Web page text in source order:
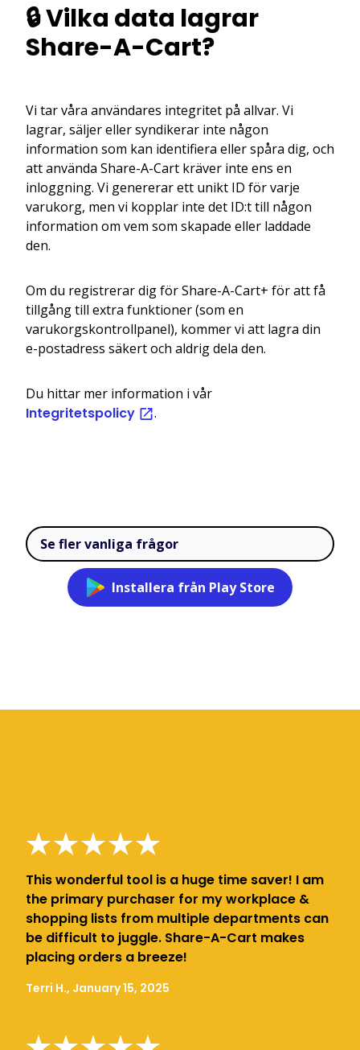
🔒 Vilka data lagrar
Share-A-Cart?
Vi tar våra användares integritet på allvar. Vi
lagrar, säljer eller syndikerar inte någon
information som kan identifiera eller spåra dig, och
att använda Share-A-Cart kräver inte ens en
inloggning. Vi genererar ett unikt ID för varje
varukorg, men vi kopplar inte det ID:t till någon
information om vem som skapade eller laddade
den.
Om du registrerar dig för Share-A-Cart+ för att få
tillgång till extra funktioner (som en
varukorgskontrollpanel), kommer vi att lagra din
e-postadress säkert och aldrig dela den.
Du hittar mer information i vår
Integritetspolicy .
Se fler vanliga frågor
Installera från Play Store
This wonderful tool is a huge time saver! I am
the primary purchaser for my workplace &
shopping lists from multiple departments can
be difficult to juggle. Share-A-Cart makes
placing orders a breeze!
Terri H., January 15, 2025